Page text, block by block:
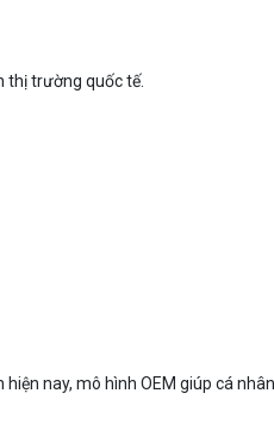
thị trường quốc tế.
nay, mô hình OEM giúp cá